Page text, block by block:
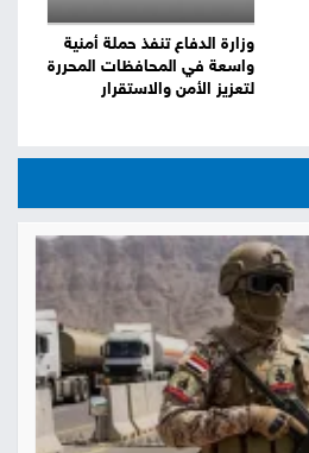
وزارة الدفاع تنفذ حملة أمنية
واسعة في المحافظات المحررة
لتعزيز الأمن والاستقرار